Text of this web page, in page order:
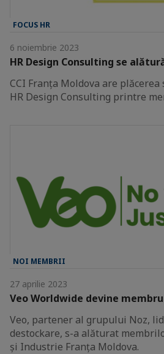
FOCUS HR
6 noiembrie 2023
HR Design Consulting se
CCI Franța Moldova are
HR Design Consulting printre
NOI MEMBRII
27 aprilie 2023
Veo Worldwide devine membru
Veo, partener al grupului Noz,
destockare, s-a alăturat
și Industrie Franța Moldova.